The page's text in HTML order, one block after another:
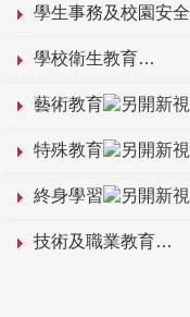
學生事務及校園安全
學校衛生教育
藝術教育
特殊教育
終身學習
技術及職業教育